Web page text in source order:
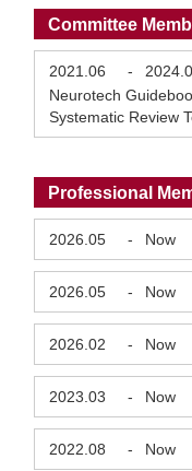
Committee
2021.06 -
Neurotech
Systematic Review
Professional
2026.05 - Now
2026.05 - Now
2026.02 - Now
2023.03 - Now
2022.08 - Now